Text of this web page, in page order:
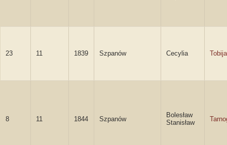
23 11 1839 Szpanów Cecylia
8 11 1844 Szpanów
Bolesław
Stanisław